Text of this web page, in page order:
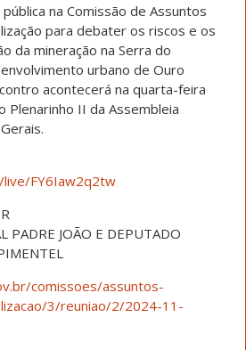
na Comissão de Assuntos
para debater os riscos e os
da mineração na Serra do
urbano de Ouro
acontecerá na quarta-feira
Plenarinho II da Assembleia
FY6Iaw2q2tw
PADRE JOÃO E DEPUTADO
comissoes/assuntos-
3/reuniao/2/2024-11-